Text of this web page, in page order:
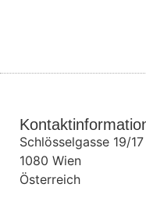
Schlösselgasse 19/17
1080 Wien
Österreich